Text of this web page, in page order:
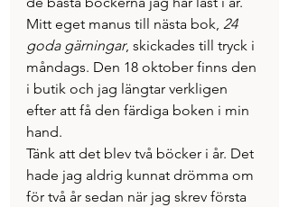
Mitt eget manus till nästa bok, 24
goda gärningar, skickades till tryck i
måndags. Den 18 oktober finns den
i butik och jag längtar verkligen
efter att få den färdiga boken i min
hand.
Tänk att det blev två böcker i år. Det
hade jag aldrig kunnat drömma om
för två år sedan när jag skrev första